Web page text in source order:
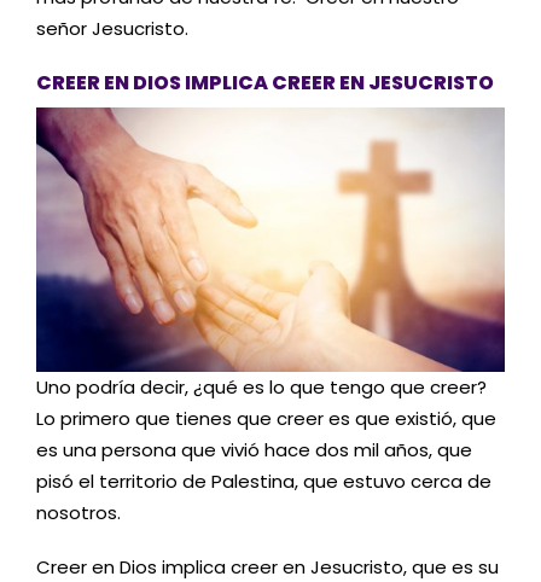
señor Jesucristo.
CREER EN DIOS IMPLICA CREER EN JESUCRISTO
Uno podría decir, ¿qué es lo que tengo que creer?
Lo primero que tienes que creer es que existió, que
es una persona que vivió hace dos mil años, que
pisó el territorio de Palestina, que estuvo cerca de
nosotros.
Creer en Dios implica creer en Jesucristo, que es su